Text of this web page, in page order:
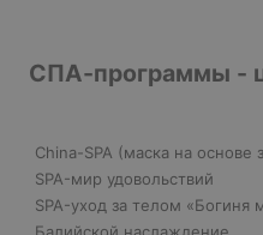
СПА-программы -
China-SPA (маска на основе
SPA-мир удовольствий
SPA-уход за телом «Богиня